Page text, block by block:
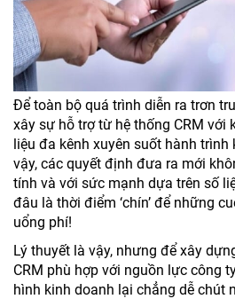
Để toàn bộ quá trình diễn ra trơn
xây sự hỗ trợ từ hệ thống CRM với
liệu đa kênh xuyên suốt hành trình
vậy, các quyết định đưa ra mới
tính và với sức mạnh dựa trên số
đâu là thời điểm ‘chín’ để những
uổng phí!
Lý thuyết là vậy, nhưng để xây
CRM phù hợp với nguồn lực công
hình kinh doanh lại chẳng dễ chút